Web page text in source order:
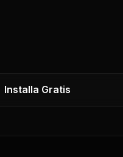
Installa Gratis